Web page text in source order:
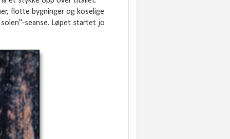
flotte bygninger og koselige
seanse. Løpet startet jo